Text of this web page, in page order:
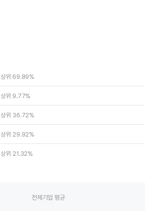
0 to 100.values. Data ranges from 0 to 90.
상위 69.89%
상위 9.77%
상위 36.72%
상위 29.92%
상위 21.32%
전체기업 평균